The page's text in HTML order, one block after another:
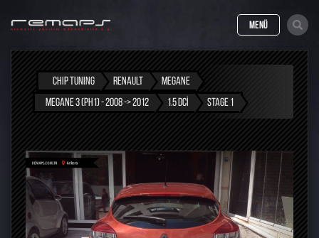
MENÜ
CHIP TUNING RENAULT
MEGANE
MEGANE 3 (PH1) - 2008 -> 2012
1.5 DCI STAGE 1